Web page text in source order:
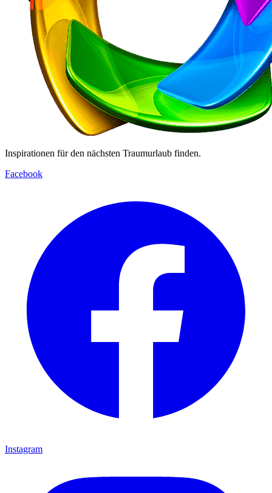
Inspirationen für den nächsten Traumurlaub finden.
Facebook
Instagram